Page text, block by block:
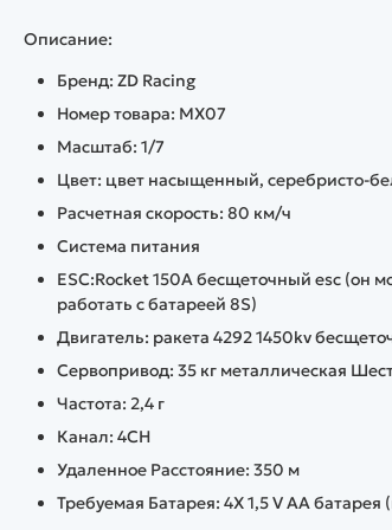
Описание:
Бренд: ZD Racing
Номер товара: MX07
Масштаб: 1/7
Цвет: цвет насыщенный, серебристо-
Расчетная скорость: 80 км/ч
Система питания
ESC:Rocket 150A бесщеточный esc (он
работать с батареей 8S)
Двигатель: ракета 4292 1450kv
Сервопривод: 35 кг металлическая
Частота: 2,4 г
Канал: 4CH
Удаленное Расстояние: 350 м
Требуемая Батарея: 4X 1,5 V AA батарея